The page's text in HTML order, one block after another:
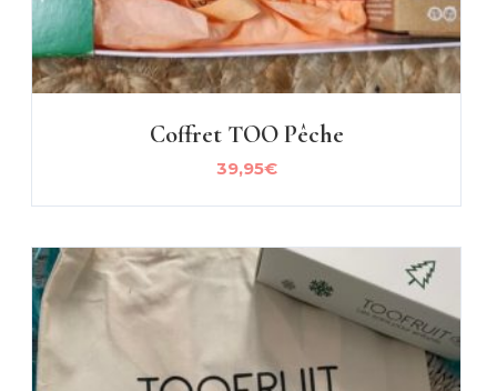
Coffret TOO Pêche
39,95€